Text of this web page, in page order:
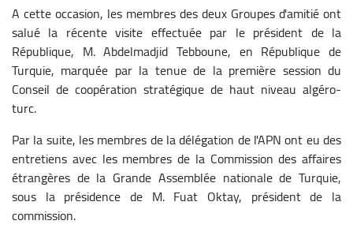
A cette occasion, les membres des deux Groupes d'amitié ont
salué la récente visite effectuée par le président de la
République, M. Abdelmadjid Tebboune, en République de
Turquie, marquée par la tenue de la première session du
Conseil de coopération stratégique de haut niveau algéro-
turc.
Par la suite, les membres de la délégation de l'APN ont eu des
entretiens avec les membres de la Commission des affaires
étrangères de la Grande Assemblée nationale de Turquie,
sous la présidence de M. Fuat Oktay, président de la
commission.